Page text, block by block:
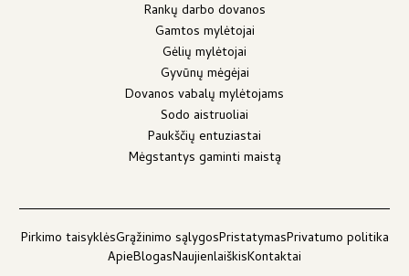
Rankų darbo dovanos
Gamtos mylėtojai
Gėlių mylėtojai
Gyvūnų mėgėjai
Dovanos vabalų mylėtojams
Sodo aistruoliai
Paukščių entuziastai
Mėgstantys gaminti maistą
Pirkimo taisyklėsGrąžinimo sąlygosPristatymasPrivatumo politika
ApieBlogasNaujienlaiškisKontaktai